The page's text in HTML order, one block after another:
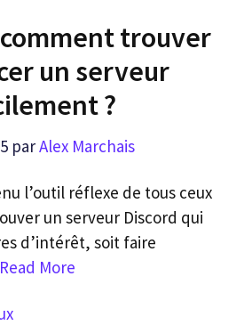
trouver
un serveur
?
parAlex Marchais
l’outil réflexe de tous ceux
un serveur Discord qui
d’intérêt, soit faire
Read More